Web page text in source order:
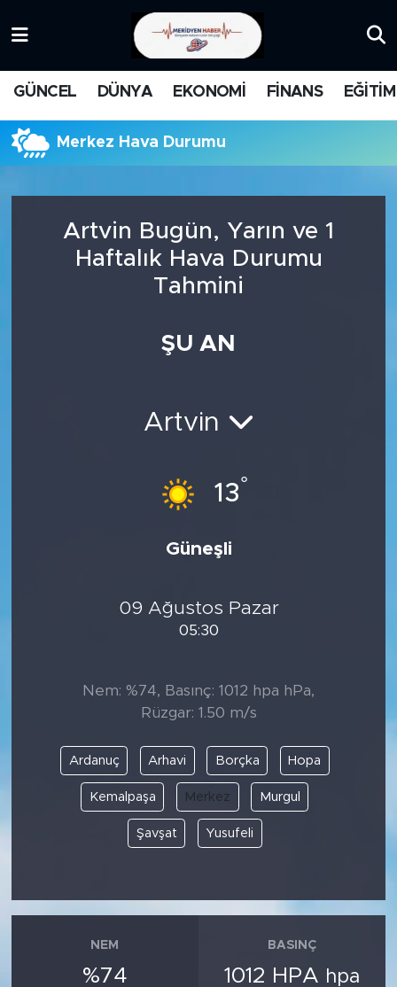
GÜNCEL DÜNYA EKONOMİ FİNANS EĞİTİM
Merkez Hava Durumu
Artvin Bugün, Yarın ve 1
Haftalık Hava Durumu
Tahmini
ŞU AN
Artvin
13°
Güneşli
09 Ağustos Pazar
05:30
Nem: %74, Basınç: 1012 hpa hPa,
Rüzgar: 1.50 m/s
Ardanuç Arhavi Borçka Hopa
Kemalpaşa Merkez Murgul
Şavşat Yusufeli
NEM
%74
BASINÇ
1012 HPA hpa
FİNANS
BİLİM-TEKNOLOJİ
DİNİ
POLİTİKA
EKONOMİ
TARİHTEN GÜNÜMÜZE
Süper Lig Puan Durumu ve Fikstür
Tüm Manşetler
Son Dakika Haberleri